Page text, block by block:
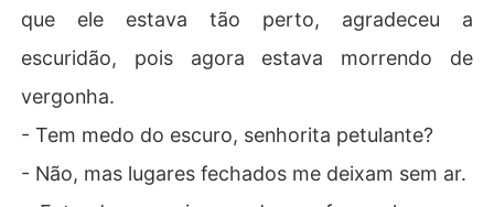
que ele estava tão perto, agradeceu a
escuridão, pois agora estava morrendo de
vergonha.
- Tem medo do escuro, senhorita petulante?
- Não, mas lugares fechados me deixam sem ar.